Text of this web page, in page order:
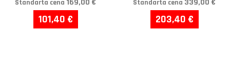
Standarta cena
101,40 €
Standarta cena
203,40 €